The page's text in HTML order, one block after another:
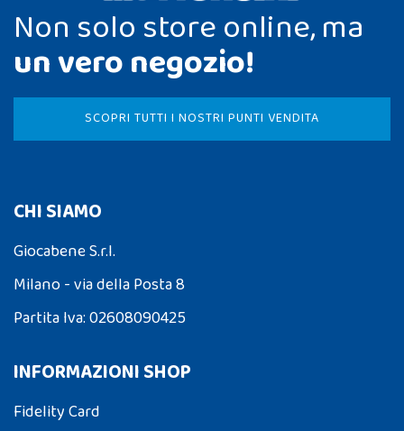
Non solo store online, ma
un vero negozio!
SCOPRI TUTTI I NOSTRI PUNTI VENDITA
CHI SIAMO
Giocabene S.r.l.
Milano - via della Posta 8
Partita Iva: 02608090425
INFORMAZIONI SHOP
Fidelity Card